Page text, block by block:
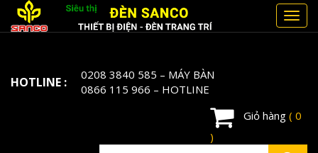
HOTLINE : 0208 3840 585 – MÁY BÀN
0866 115 966 – HOTLINE
Giỏ hàng ( 0
)